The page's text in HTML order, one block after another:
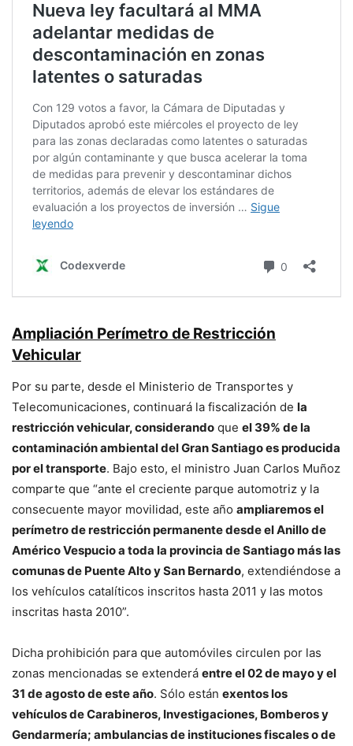
Ampliación Perímetro de Restricción
Vehicular
Por su parte, desde el Ministerio de Transportes y
Telecomunicaciones, continuará la fiscalización de la
restricción vehicular, considerando que el 39% de la
contaminación ambiental del Gran Santiago es producida
por el transporte. Bajo esto, el ministro Juan Carlos Muñoz
comparte que “ante el creciente parque automotriz y la
consecuente mayor movilidad, este año ampliaremos el
perímetro de restricción permanente desde el Anillo de
Américo Vespucio a toda la provincia de Santiago más las
comunas de Puente Alto y San Bernardo, extendiéndose a
los vehículos catalíticos inscritos hasta 2011 y las motos
inscritas hasta 2010”.
Dicha prohibición para que automóviles circulen por las
zonas mencionadas se extenderá entre el 02 de mayo y el
31 de agosto de este año. Sólo están exentos los
vehículos de Carabineros, Investigaciones, Bomberos y
Gendarmería; ambulancias de instituciones fiscales o de